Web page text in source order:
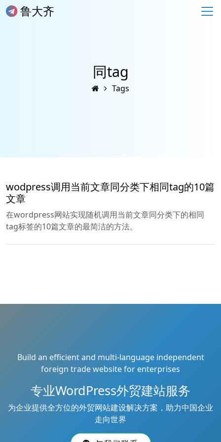
鲁大齐
同tag
Tags
wodpress调用当前文章同分类下相同tag的10篇
文章
在wordpress网站实现随机调用当前文章同分类下的相同
tag标签的10篇文章的最简洁的方法。
Build an efficient and multi-language independent
foreign trade website for enterprises
专业WordPress外贸建站服务
为企业提供全方位的外贸网站建设解决方案，助力中国企业
走向世界